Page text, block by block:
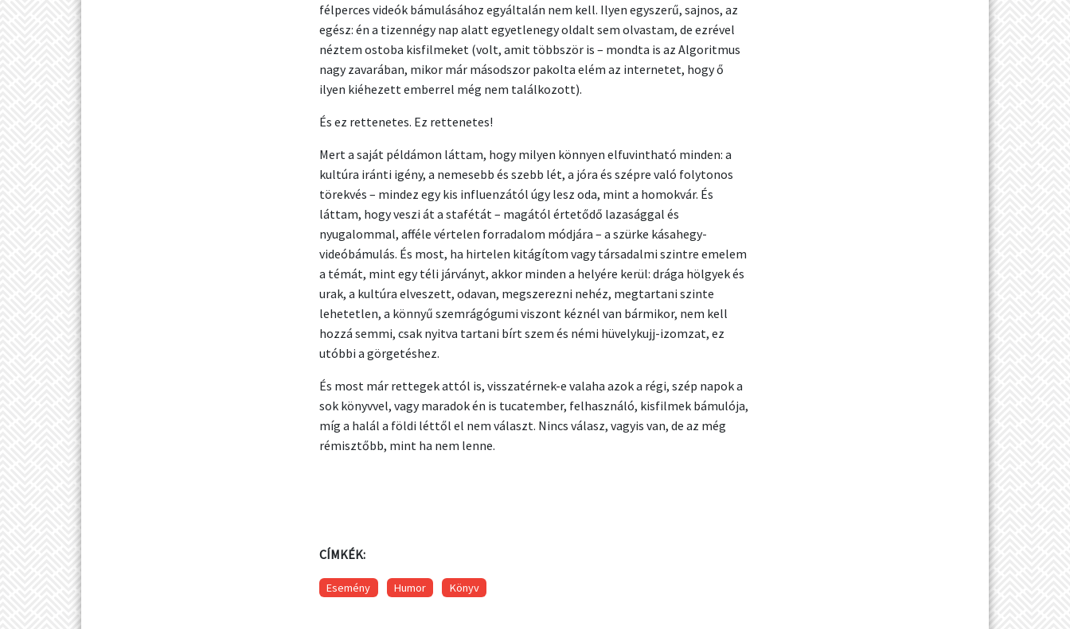
félperces videók bámulásához egyáltalán nem kell. Ilyen egyszerű, sajnos, az
egész: én a tizennégy nap alatt egyetlenegy oldalt sem olvastam, de ezrével
néztem ostoba kisfilmeket (volt, amit többször is – mondta is az Algoritmus
nagy zavarában, mikor már másodszor pakolta elém az internetet, hogy ő
ilyen kiéhezett emberrel még nem találkozott).
És ez rettenetes. Ez rettenetes!
Mert a saját példámon láttam, hogy milyen könnyen elfuvintható minden: a
kultúra iránti igény, a nemesebb és szebb lét, a jóra és szépre való folytonos
törekvés – mindez egy kis influenzától úgy lesz oda, mint a homokvár. És
láttam, hogy veszi át a stafétát – magától értetődő lazasággal és
nyugalommal, afféle vértelen forradalom módjára – a szürke kásahegy-
videóbámulás. És most, ha hirtelen kitágítom vagy társadalmi szintre emelem
a témát, mint egy téli járványt, akkor minden a helyére kerül: drága hölgyek és
urak, a kultúra elveszett, odavan, megszerezni nehéz, megtartani szinte
lehetetlen, a könnyű szemrágógumi viszont kéznél van bármikor, nem kell
hozzá semmi, csak nyitva tartani bírt szem és némi hüvelykujj-izomzat, ez
utóbbi a görgetéshez.
És most már rettegek attól is, visszatérnek-e valaha azok a régi, szép napok a
sok könyvvel, vagy maradok én is tucatember, felhasználó, kisfilmek bámulója,
míg a halál a földi léttől el nem választ. Nincs válasz, vagyis van, de az még
rémisztőbb, mint ha nem lenne.
CÍMKÉK:
Esemény Humor Könyv